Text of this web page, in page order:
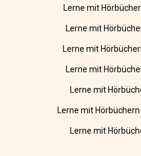
Lerne mit
Lerne mit
Lerne mit
Lerne mit
Lerne mit
Lerne mit
Lerne mit